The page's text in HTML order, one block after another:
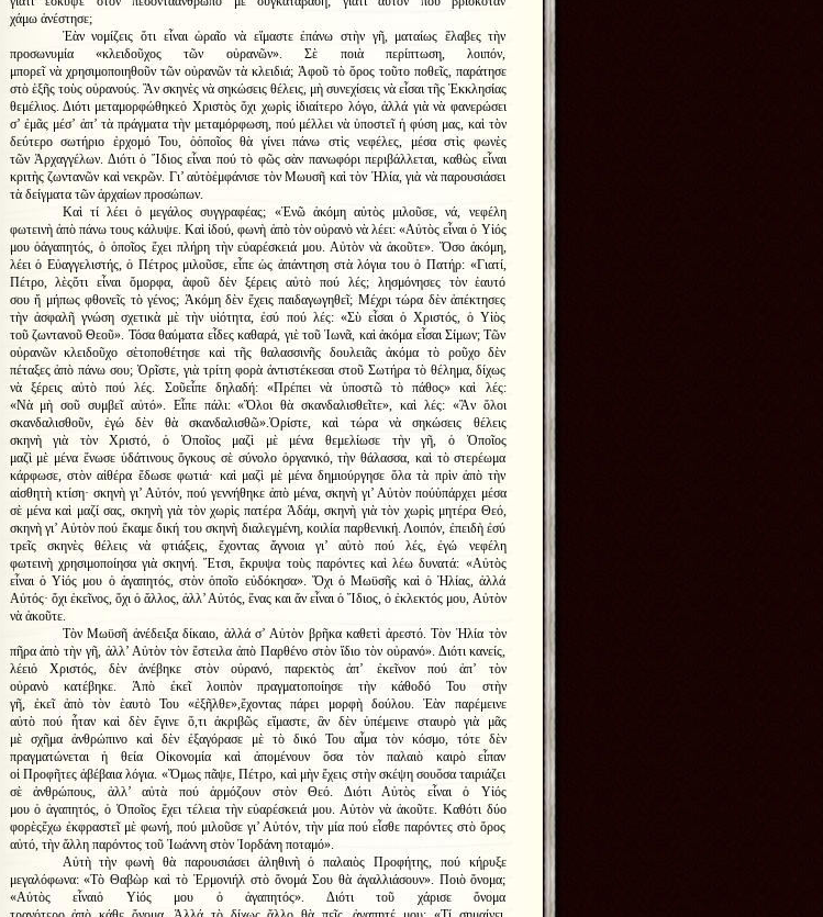
χάμω ἀνέστησε;
Ἐὰν νομίζεις ὅτι εἶναι ὡραῖο νὰ εἴμαστε ἐπάνω στὴν γῆ, ματαίως ἔλαβες τὴν
προσωνυμία «κλειδοῦχος τῶν οὐρανῶν». Σὲ ποιὰ περίπτωση, λοιπόν,
μπορεῖ νὰ χρησιμοποιηθοῦν τῶν οὐρανῶν τὰ κλειδιά; Ἀφοῦ τὸ ὅρος τοῦτο ποθεῖς, παράτησε
στὸ ἑξῆς τοὺς οὐρανούς. Ἂν σκηνὲς νὰ σηκώσεις θέλεις, μὴ συνεχίσεις νὰ εἶσαι τῆς Ἐκκλησίας
θεμέλιος. Διότι μεταμορφώθηκεὁ Χριστὸς ὄχι χωρὶς ἰδιαίτερο λόγο, ἀλλά γιὰ νὰ φανερώσει
σ’ ἐμᾶς μέσ’ ἀπ’ τὰ πράγματα τὴν μεταμόρφωση, πού μέλλει νὰ ὑποστεῖ ἡ φύση μας, καὶ τὸν
δεύτερο σωτήριο ἐρχομό Του, ὁὁποῖος θὰ γίνει πάνω στὶς νεφέλες, μέσα στὶς φωνὲς
τῶν Ἀρχαγγέλων. Διότι ὁ Ἴδιος εἶναι πού τὸ φῶς σὰν πανωφόρι περιβάλλεται, καθὼς εἶναι
κριτὴς ζωντανῶν καὶ νεκρῶν. Γι’ αὐτὸἐμφάνισε τὸν Μωυσῆ καὶ τὸν Ἠλία, γιὰ νὰ παρουσιάσει
τὰ δείγματα τῶν ἀρχαίων προσώπων.
Καὶ τί λέει ὁ μεγάλος συγγραφέας; «Ἐνῶ ἀκόμη αὐτὸς μιλοῦσε, νά, νεφέλη
φωτεινὴ ἀπὸ πάνω τους κάλυψε. Καὶ ἰδού, φωνὴ ἀπὸ τὸν οὐρανὸ νὰ λέει: «Αὐτὸς εἶναι ὁ Υἱός
μου ὁἀγαπητός, ὁ ὁποῖος ἔχει πλήρη τὴν εὐαρέσκειά μου. Αὐτὸν νὰ ἀκοῦτε». Ὅσο ἀκόμη,
λέει ὁ Εὐαγγελιστής, ὁ Πέτρος μιλοῦσε, εἶπε ὡς ἀπάντηση στὰ λόγια του ὁ Πατήρ: «Γιατί,
Πέτρο, λὲςὅτι εἶναι ὄμορφα, ἀφοῦ δὲν ξέρεις αὐτὸ πού λές; λησμόνησες τὸν ἑαυτό
σου ἤ μήπως φθονεῖς τὸ γένος; Ἀκόμη δὲν ἔχεις παιδαγωγηθεῖ; Μέχρι τώρα δὲν ἀπέκτησες
τὴν ἀσφαλῆ γνώση σχετικὰ μὲ τὴν υἱότητα, ἐσύ πού λές: «Σὺ εἶσαι ὁ Χριστός, ὁ Υἱὸς
τοῦ ζωντανοῦ Θεοῦ». Τόσα θαύματα εἶδες καθαρά, γιὲ τοῦ Ἰωνᾶ, καὶ ἀκόμα εἶσαι Σίμων; Τῶν
οὐρανῶν κλειδοῦχο σὲτοποθέτησε καὶ τῆς θαλασσινῆς δουλειᾶς ἀκόμα τὸ ροῦχο δὲν
πέταξες ἀπὸ πάνω σου; Ὁρῖστε, γιὰ τρίτη φορὰ ἀντιστέκεσαι στοῦ Σωτήρα τὸ θέλημα, δίχως
νὰ ξέρεις αὐτὸ πού λές. Σοῦεἶπε δηλαδή: «Πρέπει νὰ ὑποστῶ τὸ πάθος» καὶ λές:
«Νὰ μὴ σοῦ συμβεῖ αὐτό». Εἶπε πάλι: «Ὅλοι θὰ σκανδαλισθεῖτε», καὶ λές: «Ἂν ὅλοι
σκανδαλισθοῦν, ἐγώ δὲν θὰ σκανδαλισθῶ».Ὁρίστε, καὶ τώρα νὰ σηκώσεις θέλεις
σκηνὴ γιὰ τὸν Χριστό, ὁ Ὁποῖος μαζὶ μὲ μένα θεμελίωσε τὴν γῆ, ὁ Ὁποῖος
μαζὶ μὲ μένα ἕνωσε ὑδάτινους ὄγκους σὲ σύνολο ὀργανικό, τὴν θάλασσα, καὶ τὸ στερέωμα
κάρφωσε, στὸν αἰθέρα ἔδωσε φωτιά· καὶ μαζὶ μὲ μένα δημιούργησε ὅλα τὰ πρὶν ἀπὸ τὴν
αἰσθητὴ κτίση· σκηνὴ γι’ Αὐτόν, πού γεννήθηκε ἀπὸ μένα, σκηνὴ γι’ Αὐτὸν πούὑπάρχει μέσα
σὲ μένα καὶ μαζί σας, σκηνὴ γιὰ τὸν χωρὶς πατέρα Ἀδάμ, σκηνὴ γιὰ τὸν χωρὶς μητέρα Θεό,
σκηνὴ γι’ Αὐτὸν πού ἔκαμε δική του σκηνὴ διαλεγμένη, κοιλία παρθενική. Λοιπόν, ἐπειδὴ ἐσύ
τρεῖς σκηνὲς θέλεις νὰ φτιάξεις, ἔχοντας ἄγνοια γι’ αὐτὸ πού λές, ἐγώ νεφέλη
φωτεινὴ χρησιμοποίησα γιὰ σκηνή. Ἔτσι, ἔκρυψα τοὺς παρόντες καὶ λέω δυνατά: «Αὐτὸς
εἶναι ὁ Υἱός μου ὁ ἀγαπητός, στὸν ὁποῖο εὐδόκησα». Ὄχι ὁ Μωϋσῆς καὶ ὁ Ἠλίας, ἀλλά
Αὐτός· ὄχι ἐκεῖνος, ὄχι ὁ ἄλλος, ἀλλ’ Αὐτός, ἕνας και ἄν εἶναι ὁ Ἴδιος, ὁ ἐκλεκτός μου, Αὐτὸν
νὰ ἀκοῦτε.
Τὸν Μωϋσῆ ἀνέδειξα δίκαιο, ἀλλά σ’ Αὐτὸν βρῆκα καθετὶ ἀρεστό. Τὸν Ἠλία τὸν
πῆρα ἀπὸ τὴν γῆ, ἀλλ’ Αὐτὸν τὸν ἔστειλα ἀπὸ Παρθένο στὸν ἴδιο τὸν οὐρανό». Διότι κανείς,
λέειὁ Χριστός, δὲν ἀνέβηκε στὸν οὐρανό, παρεκτὸς ἀπ’ ἐκεῖνον πού ἀπ’ τὸν
οὐρανὸ κατέβηκε. Ἀπὸ ἐκεῖ λοιπὸν πραγματοποίησε τὴν κάθοδό Του στὴν
γῆ, ἐκεῖ ἀπὸ τὸν ἑαυτὸ Του «ἐξῆλθε»,ἔχοντας πάρει μορφὴ δούλου. Ἐὰν παρέμεινε
αὐτὸ πού ἦταν καὶ δὲν ἔγινε ὅ,τι ἀκριβῶς εἴμαστε, ἂν δὲν ὑπέμεινε σταυρὸ γιὰ μᾶς
μὲ σχῆμα ἀνθρώπινο καὶ δὲν ἐξαγόρασε μὲ τὸ δικό Του αἷμα τὸν κόσμο, τότε δὲν
πραγματώνεται ἡ θεία Οἰκονομία καὶ ἀπομένουν ὅσα τὸν παλαιὸ καιρὸ εἶπαν
οἱ Προφῆτες ἀβέβαια λόγια. «Ὅμως πᾶψε, Πέτρο, καὶ μὴν ἔχεις στὴν σκέψη σουὅσα ταιριάζει
σὲ ἀνθρώπους, ἀλλ’ αὐτὰ πού ἁρμόζουν στὸν Θεό. Διότι Αὐτὸς εἶναι ὁ Υἱός
μου ὁ ἀγαπητός, ὁ Ὁποῖος ἔχει τέλεια τὴν εὐαρέσκειά μου. Αὐτὸν νὰ ἀκοῦτε. Καθότι δύο
φορὲςἔχω ἐκφραστεῖ μὲ φωνή, πού μιλοῦσε γι’ Αὐτόν, τὴν μία πού εἶσθε παρόντες στὸ ὅρος
αὐτό, τὴν ἄλλη παρόντος τοῦ Ἰωάννη στὸν Ἰορδάνη ποταμό».
Αὐτὴ τὴν φωνὴ θὰ παρουσιάσει ἀληθινὴ ὁ παλαιὸς Προφήτης, πού κήρυξε
μεγαλόφωνα: «Τὸ Θαβὼρ καὶ τὸ Ἐρμονιήλ στὸ ὄνομά Σου θὰ ἀγαλλιάσουν». Ποιὸ ὄνομα;
«Αὐτὸς εἶναιὁ Υἱός μου ὁ ἀγαπητός». Διότι τοῦ χάρισε ὄνομα